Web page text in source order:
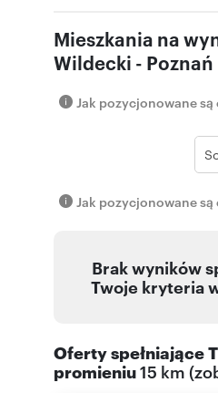
Mieszkania na
Wildecki - Poznań
Jak pozycjonowane są
Jak pozycjonowane są
Brak wyników
Twoje kryteria
Oferty spełniające
promieniu15 km (